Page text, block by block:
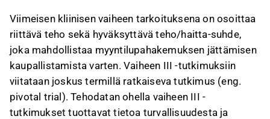
Viimeisen kliinisen vaiheen tarkoituksena on osoittaa
riittävä teho sekä hyväksyttävä teho/haitta-suhde,
joka mahdollistaa myyntilupahakemuksen jättämisen
kaupallistamista varten. Vaiheen III -tutkimuksiin
viitataan joskus termillä ratkaiseva tutkimus (eng.
pivotal trial). Tehodatan ohella vaiheen III -
tutkimukset tuottavat tietoa turvallisuudesta ja